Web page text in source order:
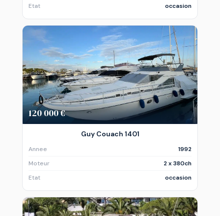
Etat
occasion
120 000 €
Guy Couach 1401
Annee
1992
Moteur
2 x 380ch
Etat
occasion